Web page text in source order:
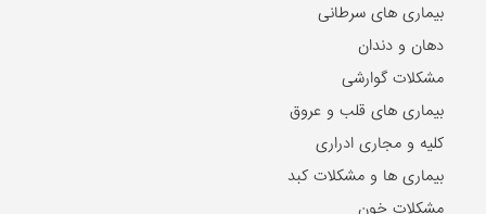
بیماری های سرطانی
دهان و دندان
مشکلات گوارشی
بیماری های قلب و عروق
کلیه و مجاری ادراری
بیماری ها و مشکلات کبد
مشکلات خون